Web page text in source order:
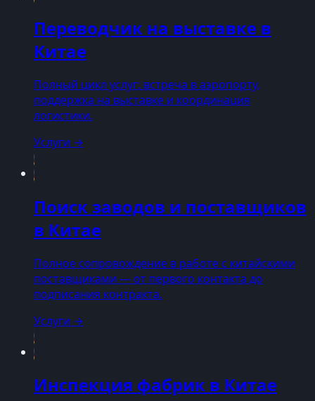
Переводчик на выставке в
Китае
Полный цикл услуг: встреча в аэропорту,
поддержка на выставке и координация
логистики.
Услуги →
Поиск заводов и поставщиков
в Китае
Полное сопровождение в работе с китайскими
поставщиками — от первого контакта до
подписания контракта.
Услуги →
Инспекция фабрик в Китае